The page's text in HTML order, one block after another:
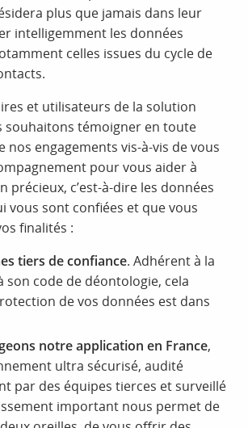
plus que jamais dans leur
intelligemment les données
celles issues du cycle de
et utilisateurs de la solution
souhaitons témoigner en toute
nos engagements vis-à-vis de vous
pour vous aider à
précieux, c’est-à-dire les données
vous sont confiées et que vous
finalités :
tiers de confiance. Adhérent à la
son code de déontologie, cela
de vos données est dans
notre application en France,
ultra sécurisé, audité
par des équipes tierces et surveillé
important nous permet de